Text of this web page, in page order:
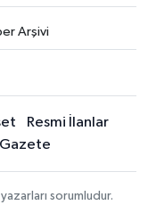
Arşivi
Resmi İlanlar
sorumludur.